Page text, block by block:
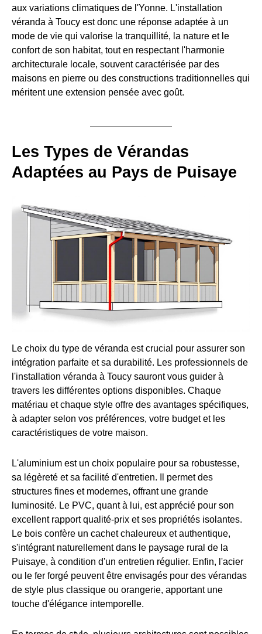
aux variations climatiques de l'Yonne. L'installation
véranda à Toucy est donc une réponse adaptée à un
mode de vie qui valorise la tranquillité, la nature et le
confort de son habitat, tout en respectant l'harmonie
architecturale locale, souvent caractérisée par des
maisons en pierre ou des constructions traditionnelles qui
méritent une extension pensée avec goût.
Les Types de Vérandas
Adaptées au Pays de Puisaye
Le choix du type de véranda est crucial pour assurer son
intégration parfaite et sa durabilité. Les professionnels de
l'installation véranda à Toucy sauront vous guider à
travers les différentes options disponibles. Chaque
matériau et chaque style offre des avantages spécifiques,
à adapter selon vos préférences, votre budget et les
caractéristiques de votre maison.
L'aluminium est un choix populaire pour sa robustesse,
sa légèreté et sa facilité d'entretien. Il permet des
structures fines et modernes, offrant une grande
luminosité. Le PVC, quant à lui, est apprécié pour son
excellent rapport qualité-prix et ses propriétés isolantes.
Le bois confère un cachet chaleureux et authentique,
s'intégrant naturellement dans le paysage rural de la
Puisaye, à condition d'un entretien régulier. Enfin, l'acier
ou le fer forgé peuvent être envisagés pour des vérandas
de style plus classique ou orangerie, apportant une
touche d'élégance intemporelle.